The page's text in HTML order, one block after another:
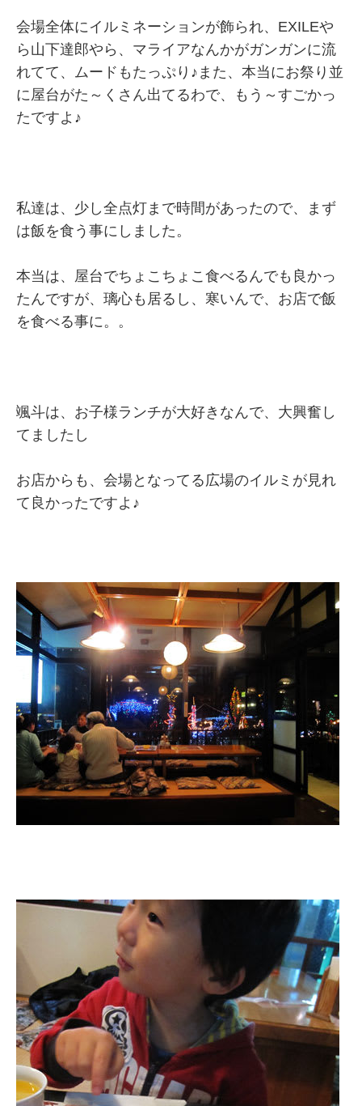
会場全体にイルミネーションが飾られ、EXILEや
ら山下達郎やら、マライアなんかがガンガンに流
れてて、ムードもたっぷり♪また、本当にお祭り並
に屋台がた～くさん出てるわで、もう～すごかっ
たですよ♪
私達は、少し全点灯まで時間があったので、まず
は飯を食う事にしました。
本当は、屋台でちょこちょこ食べるんでも良かっ
たんですが、璃心も居るし、寒いんで、お店で飯
を食べる事に。。
颯斗は、お子様ランチが大好きなんで、大興奮し
てましたし
お店からも、会場となってる広場のイルミが見れ
て良かったですよ♪